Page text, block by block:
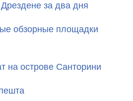
за два дня
обзорные площадки
на острове Санторини